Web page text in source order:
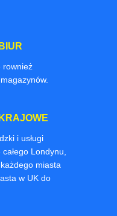
rownież
i usługi
Londynu,
miasta
w UK do